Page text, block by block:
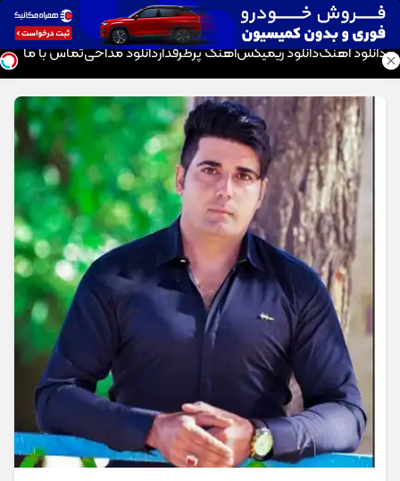
موزیک تار
دانلود آهنگدانلود ریمیکسآهنگ پرطرفداردانلود مداحیتماس با ما